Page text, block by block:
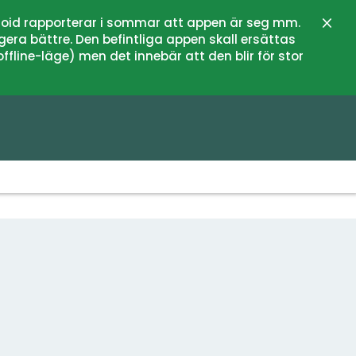
rapporterar i sommar att appen är seg mm.
bättre. Den befintliga appen skall ersättas
läge) men det innebär att den blir för stor